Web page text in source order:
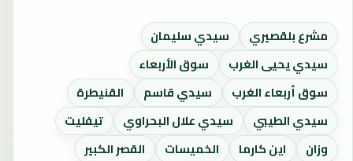
مشرع بلقصيري
سيدي سليمان
سيدي يحيى الغرب
سوق الأربعاء
سوق أربعاء الغرب
سيدي قاسم
القنيطرة
سيدي الطيبي
سيدي علال البحراوي
تيفليت
وزان
اين كارما الخميسات
القصر الكبير